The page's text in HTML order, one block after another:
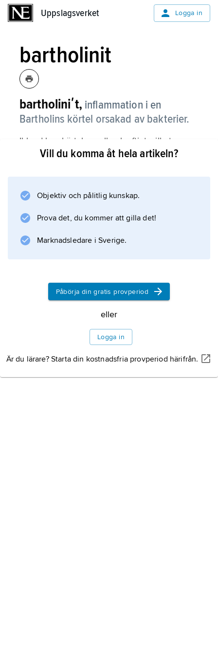
Uppslagsverket Logga in
bartholinit
bartholiniʹt, inflammation i en
Bartholins körtel orsakad av bakterier.
Ibland kan körteln svullna kraftigt, vilket
förorsakar ömhet och smärta. Varbildning är
vanligen bort.
Information om artikeln
Vill du komma åt hela artikeln?
Objektiv och pålitlig kunskap.
Prova det, du kommer att gilla det!
Marknadsledare i Sverige.
Påbörja din gratis provperiod
eller
Logga in
Är du lärare? Starta din kostnadsfria provperiod härifrån.